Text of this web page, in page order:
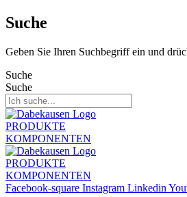
Suche
Geben Sie Ihren Suchbegriff ein und
Suche
Suche
PRODUKTE
KOMPONENTEN
PRODUKTE
KOMPONENTEN
Facebook-square Instagram Linkedin